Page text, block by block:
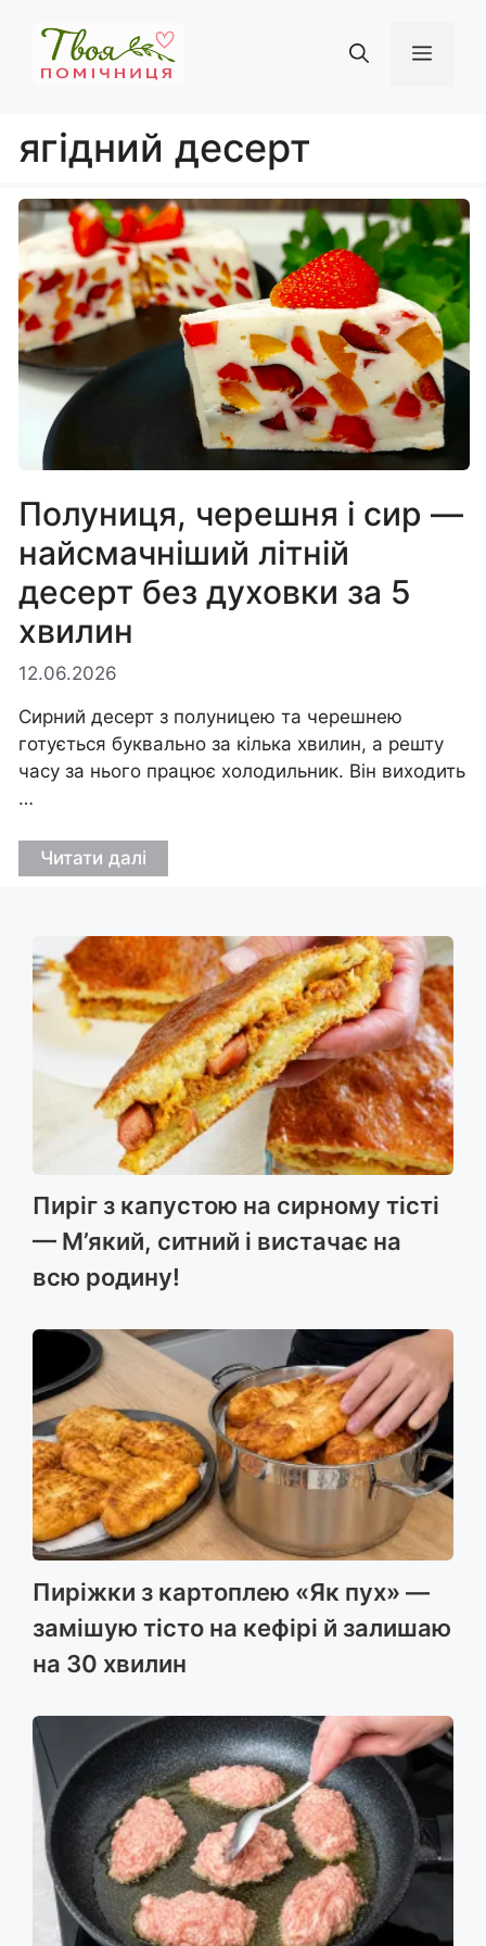
вмісту
ягідний десерт
Полуниця, черешня і сир —
найсмачніший літній
десерт без духовки за 5
хвилин
12.06.2026
Сирний десерт з полуницею та черешнею
готується буквально за кілька хвилин, а решту
часу за нього працює холодильник. Він виходить
…
Читати далі
Пиріг з капустою на сирному тісті
— М’який, ситний і вистачає на
всю родину!
Пиріжки з картоплею «Як пух» —
замішую тісто на кефірі й залишаю
на 30 хвилин